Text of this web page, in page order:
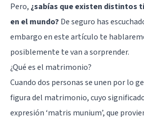
Pero, ¿sabías que existen distintos
en el mundo? De seguro has
embargo en este artículo te
posiblemente te van a sorprender.
¿Qué es el matrimonio?
Cuando dos personas se unen por lo
figura del matrimonio, cuyo
expresión ‘matris munium’, que